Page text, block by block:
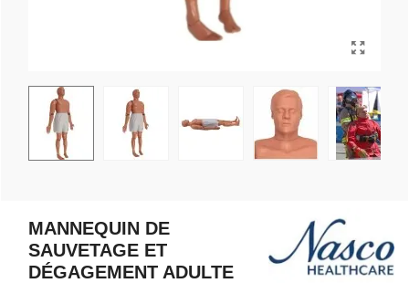
MANNEQUIN DE
SAUVETAGE ET
DÉGAGEMENT ADULTE